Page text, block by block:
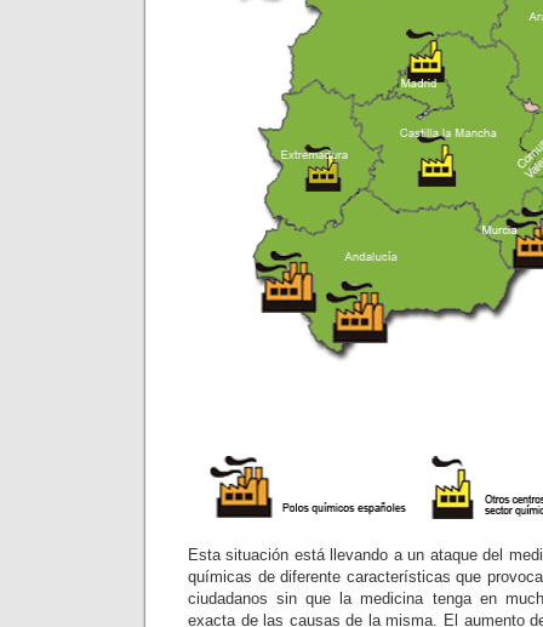
Esta situación está llevando a un ataque del
químicas de diferente características que
ciudadanos sin que la medicina tenga en
exacta de las causas de la misma. El aumento